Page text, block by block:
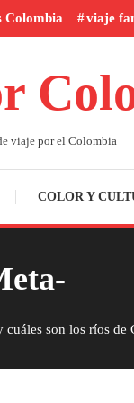
Colombia viaje
viaje por el Colombia
COLOR Y
cuáles son los ríos de